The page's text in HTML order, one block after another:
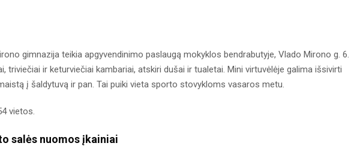
gimnazija teikia apgyvendinimo paslaugą mokyklos bendrabutyje, Vlado Mirono g. 6.
triviečiai ir keturviečiai kambariai, atskiri dušai ir tualetai. Mini virtuvėlėje galima išsivirti
į šaldytuvą ir pan. Tai puiki vieta sporto stovykloms vasaros metu.
vietos.
salės nuomos įkainiai